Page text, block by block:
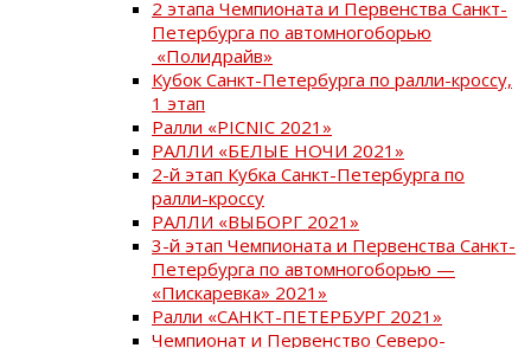
2 этапа Чемпионата и Первенства Санкт-
Петербурга по автомногоборью
«Полидрайв»
Кубок Санкт-Петербурга по ралли-кроссу,
1 этап
Ралли «PICNIC 2021»
РАЛЛИ «БЕЛЫЕ НОЧИ 2021»
2-й этап Кубка Санкт-Петербурга по
ралли-кроссу
РАЛЛИ «ВЫБОРГ 2021»
3-й этап Чемпионата и Первенства Санкт-
Петербурга по автомногоборью —
«Пискаревка» 2021»
Ралли «САНКТ-ПЕТЕРБУРГ 2021»
Чемпионат и Первенство Северо-